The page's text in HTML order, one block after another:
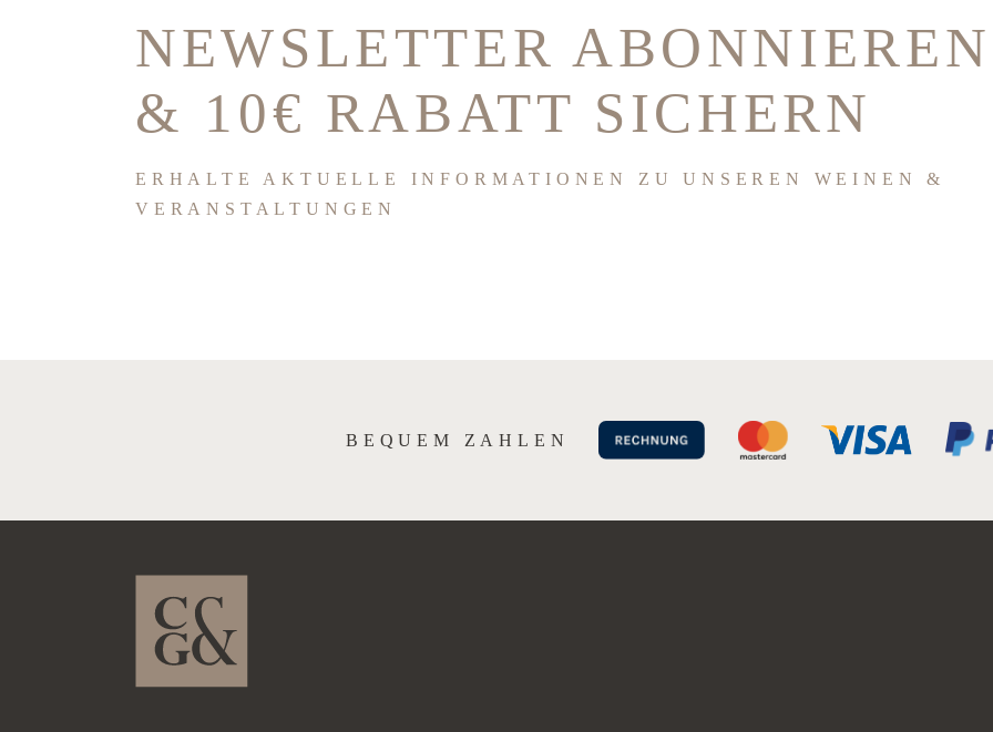
NEWSLETTER ABONNIEREN
& 10€ RABATT SICHERN
ERHALTE AKTUELLE INFORMATIONEN ZU UNSEREN WEINEN &
VERANSTALTUNGEN
BEQUEM ZAHLEN